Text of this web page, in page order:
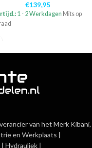
€139,95
1 - 2 Werkdagen Mits op
van het Merk Kibani,
en Werkplaats |
Hydrauliek |